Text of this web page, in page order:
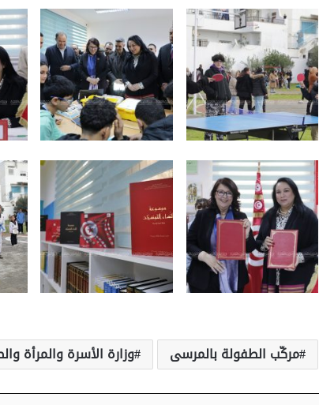
مركّب الطفولة بالمرسى وزارة الأسرة والمرأة